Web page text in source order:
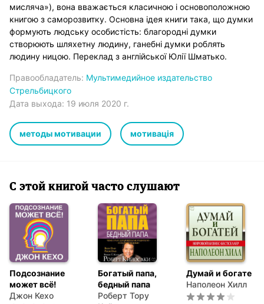
мисляча»), вона вважається класичною і основоположною
книгою з саморозвитку. Основна ідея книги така, що думки
формують людську особистість: благородні думки
створюють шляхетну людину, ганебні думки роблять
людину ницою. Переклад з англійської Юлії Шматько.
Правообладатель: Мультимедийное издательство
Стрельбицкого
Дата выхода: 19 июля 2020 г.
методы мотивации мотивація
С этой книгой часто слушают
Подсознание
может всё!
Джон Кехо
Богатый папа,
бедный папа
Роберт Тору
Думай и богатей
Наполеон Хилл